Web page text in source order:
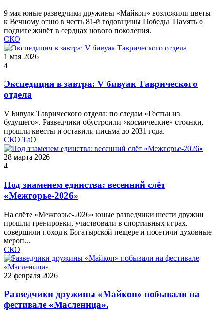
9 мая юные разведчики дружины «Майкоп» возложили цветы
к Вечному огню в честь 81‑й годовщины Победы. Память о
подвиге живёт в сердцах нового поколения.
СКО
1 мая 2026
4
Экспедиция в завтра: V бивуак Таврического
отдела
V Бивуак Таврического отдела: по следам «Гостьи из
будущего». Разведчики обустроили «космические» стоянки,
прошли квесты и оставили письма до 2031 года.
СКО ТаО
28 марта 2026
4
Под знаменем единства: весенний слёт
«Межгорье-2026»
На слёте «Межгорье‑2026» юные разведчики шести дружин
прошли тренировки, участвовали в спортивных играх,
совершили поход к Богатырской пещере и посетили духовные
мероп...
СКО
22 февраля 2026
Разведчики дружины «Майкоп» побывали на
фестивале «Масленица».